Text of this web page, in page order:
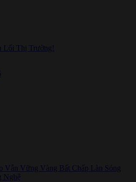
Lối Thị Trường!
Vẫn Vững Vàng Bất Chấp Làn Sóng
Nghệ